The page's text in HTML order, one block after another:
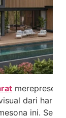
dari
ini.